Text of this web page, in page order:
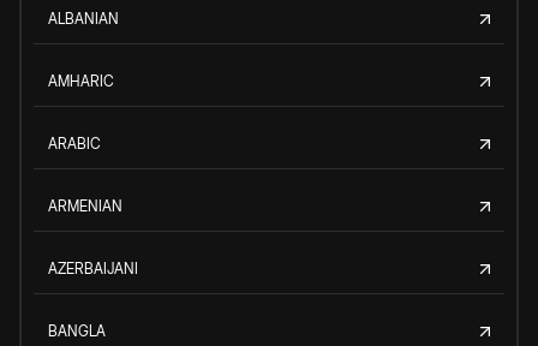
ALBANIAN
AMHARIC
ARABIC
ARMENIAN
AZERBAIJANI
BANGLA